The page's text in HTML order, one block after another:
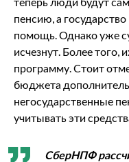
пенсию, а
помощь. Однако уже
исчезнут. Более того,
программу. Стоит
бюджета
негосударственные
учитывать эти
СберНПФ